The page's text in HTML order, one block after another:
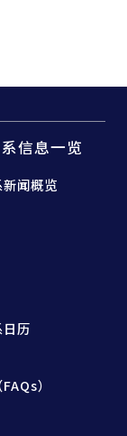
信息一览
闻概览
历
）